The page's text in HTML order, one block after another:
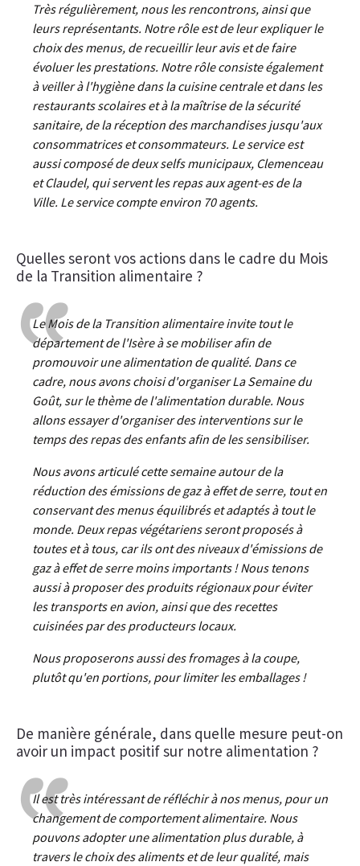
Très régulièrement, nous les rencontrons, ainsi que
leurs représentants. Notre rôle est de leur expliquer le
choix des menus, de recueillir leur avis et de faire
évoluer les prestations. Notre rôle consiste également
à veiller à l'hygiène dans la cuisine centrale et dans les
restaurants scolaires et à la maîtrise de la sécurité
sanitaire, de la réception des marchandises jusqu'aux
consommatrices et consommateurs. Le service est
aussi composé de deux selfs municipaux, Clemenceau
et Claudel, qui servent les repas aux agent-es de la
Ville. Le service compte environ 70 agents.
Quelles seront vos actions dans le cadre du Mois
de la Transition alimentaire ?
Le Mois de la Transition alimentaire invite tout le
département de l'Isère à se mobiliser afin de
promouvoir une alimentation de qualité. Dans ce
cadre, nous avons choisi d'organiser La Semaine du
Goût, sur le thème de l'alimentation durable. Nous
allons essayer d'organiser des interventions sur le
temps des repas des enfants afin de les sensibiliser.
Nous avons articulé cette semaine autour de la
réduction des émissions de gaz à effet de serre, tout en
conservant des menus équilibrés et adaptés à tout le
monde. Deux repas végétariens seront proposés à
toutes et à tous, car ils ont des niveaux d'émissions de
gaz à effet de serre moins importants ! Nous tenons
aussi à proposer des produits régionaux pour éviter
les transports en avion, ainsi que des recettes
cuisinées par des producteurs locaux.
Nous proposerons aussi des fromages à la coupe,
plutôt qu'en portions, pour limiter les emballages !
De manière générale, dans quelle mesure peut-on
avoir un impact positif sur notre alimentation ?
Il est très intéressant de réfléchir à nos menus, pour un
changement de comportement alimentaire. Nous
pouvons adopter une alimentation plus durable, à
travers le choix des aliments et de leur qualité, mais